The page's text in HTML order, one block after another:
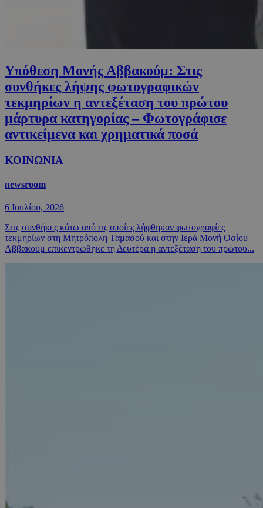
Υπόθεση Μονής Αββακούμ: Στις
συνθήκες λήψης φωτογραφικών
τεκμηρίων η αντεξέταση του πρώτου
μάρτυρα κατηγορίας – Φωτογράφισε
αντικείμενα και χρηματικά ποσά
ΚΟΙΝΩΝΙΑ
newsroom
6 Ιουλίου, 2026
Στις συνθήκες κάτω από τις οποίες λήφθηκαν φωτογραφίες
τεκμηρίων στη Μητρόπολη Ταμασού και στην Ιερά Μονή Οσίου
Αββακούμ επικεντρώθηκε τη Δευτέρα η αντεξέταση του πρώτου...